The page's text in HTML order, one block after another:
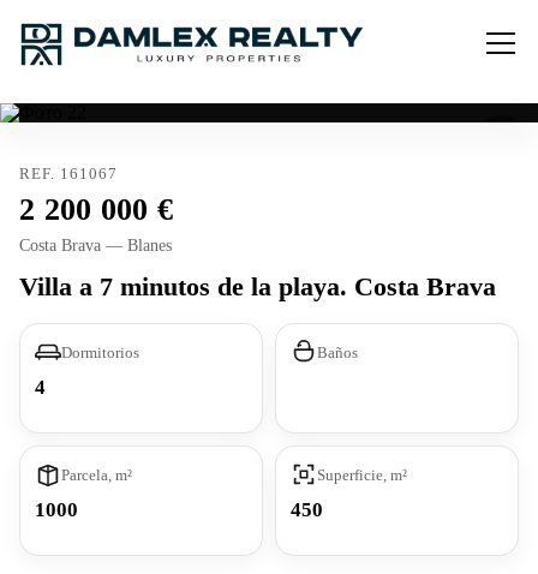
REF. 161067
2 200 000
Costa Brava — Blanes
Villa a 7 minutos de la playa. Costa Brava
Dormitorios
4
Baños
Parcela, m²
1000
Superficie, m²
450